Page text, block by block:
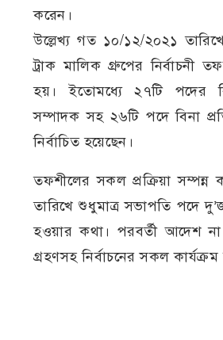
করেন।
উল্লেখ্য গত ১০/১২/২০২১
ট্রাক মালিক গ্রুপের নির্বাচনী
হয়। ইতোমধ্যে ২৭টি পদের
সম্পাদক সহ ২৬টি পদে বিনা
নির্বাচিত হয়েছেন।
তফশীলের সকল প্রক্রিয়া
তারিখে শুধুমাত্র সভাপতি পদে
হওয়ার কথা। পরবর্তী আদেশ
গ্রহণসহ নির্বাচনের সকল কার্যক্রম